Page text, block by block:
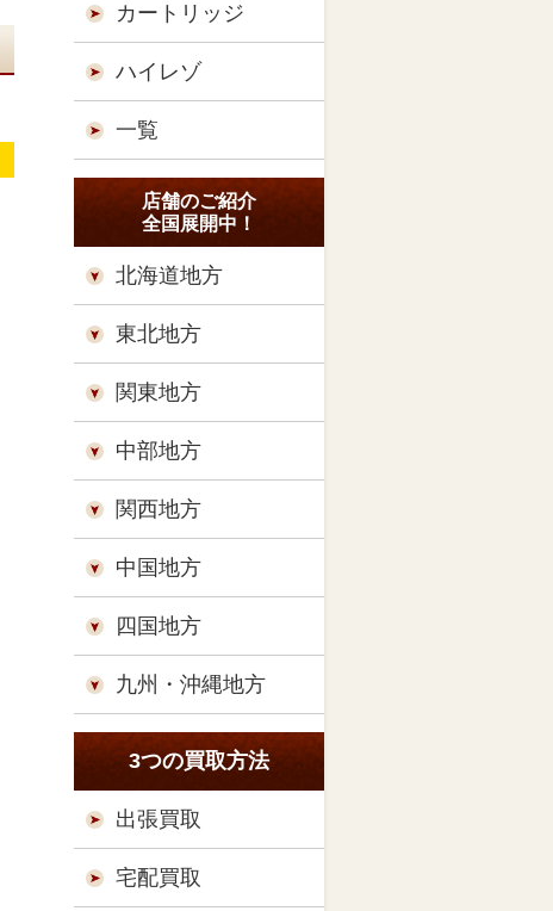
カートリッジ
ハイレゾ
一覧
店舗のご紹介
全国展開中！
北海道地方
東北地方
関東地方
中部地方
関西地方
中国地方
四国地方
九州・沖縄地方
3つの買取方法
出張買取
宅配買取